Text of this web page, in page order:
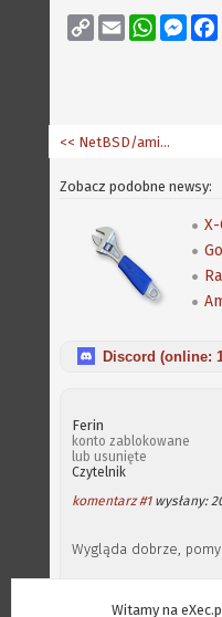
Witamy na
Copy
Link
Email WhatsApp
<< NetBSD/amiga - wsparcie dla portu zegara
Zobacz podobne newsy:
Discord (online:
Ferin
konto zablokowane
lub usunięte
Czytelnik
komentarz #1wysłany:
Wygląda dobrze,